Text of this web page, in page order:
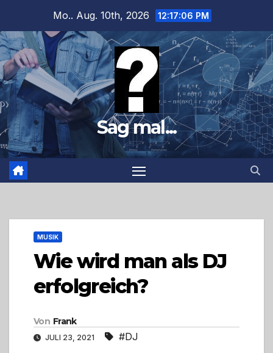
springen
Mo.. Aug. 10th, 2026 12:17:07 PM
Sag mal...
MUSIK
Wie wird man als DJ
erfolgreich?
Von Frank
JULI 23, 2021 #DJ